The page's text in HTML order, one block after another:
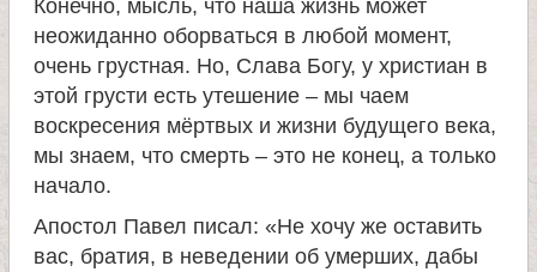
и
ц
ы
К
Конечно, мысль, что наша жизнь может
неожиданно оборваться в любой момент,
очень грустная. Но, Слава Богу, у христиан в
этой грусти есть утешение – мы чаем
воскресения мёртвых и жизни будущего века,
мы знаем, что смерть – это не конец, а только
начало.
Апостол Павел писал: «Не хочу же оставить
вас, братия, в неведении об умерших, дабы